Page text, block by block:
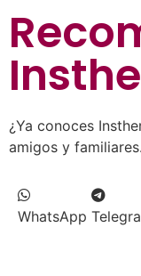
¿Ya conoces
amigos y familiares.
WhatsApp